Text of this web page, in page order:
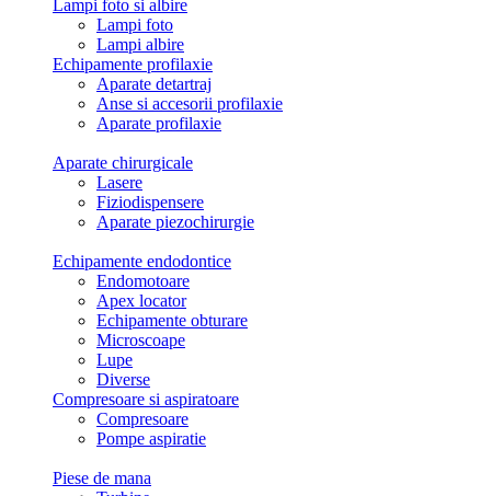
Lampi foto si albire
Lampi foto
Lampi albire
Echipamente profilaxie
Aparate detartraj
Anse si accesorii profilaxie
Aparate profilaxie
Aparate chirurgicale
Lasere
Fiziodispensere
Aparate piezochirurgie
Echipamente endodontice
Endomotoare
Apex locator
Echipamente obturare
Microscoape
Lupe
Diverse
Compresoare si aspiratoare
Compresoare
Pompe aspiratie
Piese de mana